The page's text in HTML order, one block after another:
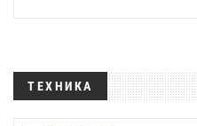
ТЕХНИКА